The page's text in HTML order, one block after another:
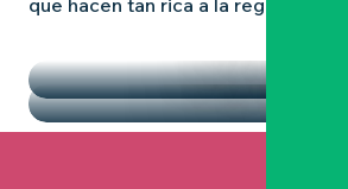
que hacen tan rica a la región.
LOS MERCADOS